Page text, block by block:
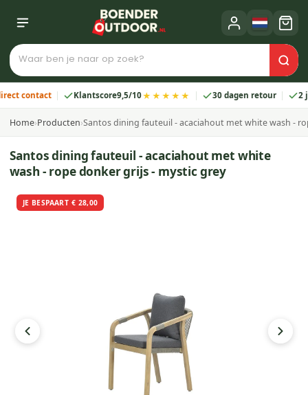
Klantscore9,5/10★★★★★ 30 dagen retour 2 jaar
Home›Producten›Santos dining fauteuil - acaciahout met white wash -
Santos dining fauteuil - acaciahout met white
wash - rope donker grijs - mystic grey
JE BESPAART € 28,00